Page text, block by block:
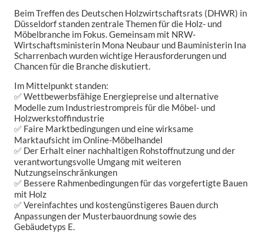
Beim Treffen des Deutschen Holzwirtschaftsrats (DHWR) in
Düsseldorf standen zentrale Themen für die Holz- und
Möbelbranche im Fokus. Gemeinsam mit NRW-
Wirtschaftsministerin Mona Neubaur und Bauministerin Ina
Scharrenbach wurden wichtige Herausforderungen und
Chancen für die Branche diskutiert.
Im Mittelpunkt standen:
✅ Wettbewerbsfähige Energiepreise und alternative
Modelle zum Industriestrompreis für die Möbel- und
Holzwerkstoffindustrie
✅ Faire Marktbedingungen und eine wirksame
Marktaufsicht im Online-Möbelhandel
✅ Der Erhalt einer nachhaltigen Rohstoffnutzung und der
verantwortungsvolle Umgang mit weiteren
Nutzungseinschränkungen
✅ Bessere Rahmenbedingungen für das vorgefertigte Bauen
mit Holz
✅ Vereinfachtes und kostengünstigeres Bauen durch
Anpassungen der Musterbauordnung sowie des
Gebäudetyps E.